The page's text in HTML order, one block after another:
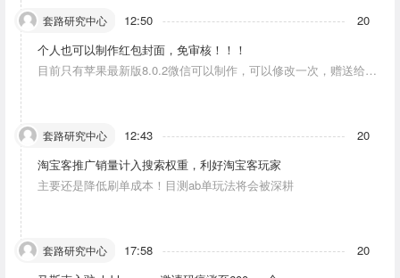
套路研究中心 12:50
20
个人也可以制作红包封面，免审核！！！
目前只有苹果最新版8.0.2微信可以制作，可以修改一次，赠送给10
套路研究中心 12:43
20
淘宝客推广销量计入搜索权重，利好淘宝客玩家
主要还是降低刷单成本！目测ab单玩法将会被深耕
套路研究中心 17:58
20